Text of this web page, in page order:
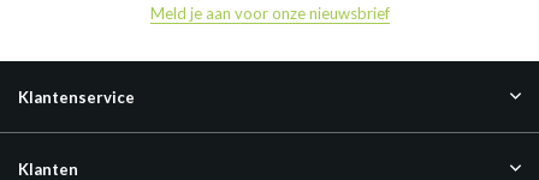
Meld je aan voor onze nieuwsbrief
Klantenservice
Klanten